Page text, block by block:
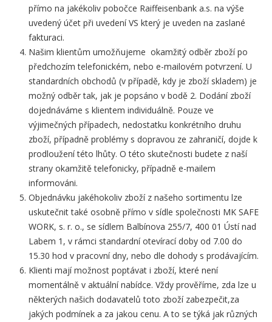
přímo na jakékoliv pobočce Raiffeisenbank a.s. na výše
uvedený účet při uvedení VS který je uveden na zaslané
fakturaci.
Našim klientům umožňujeme okamžitý odběr zboží po
předchozím telefonickém, nebo e-mailovém potvrzení. U
standardních obchodů (v případě, kdy je zboží skladem) je
možný odběr tak, jak je popsáno v bodě 2. Dodání zboží
dojednáváme s klientem individuálně. Pouze ve
výjimečných případech, nedostatku konkrétního druhu
zboží, případně problémy s dopravou ze zahraničí, dojde k
prodloužení této lhůty. O této skutečnosti budete z naší
strany okamžitě telefonicky, případně e-mailem
informováni.
Objednávku jakéhokoliv zboží z našeho sortimentu lze
uskutečnit také osobně přímo v sídle společnosti MK SAFE
WORK, s. r. o., se sídlem Balbínova 255/7, 400 01 Ústí nad
Labem 1, v rámci standardní otevírací doby od 7.00 do
15.30 hod v pracovní dny, nebo dle dohody s prodávajícím.
Klienti mají možnost poptávat i zboží, které není
momentálně v aktuální nabídce. Vždy prověříme, zda lze u
některých našich dodavatelů toto zboží zabezpečit,za
jakých podmínek a za jakou cenu. A to se týká jak různých